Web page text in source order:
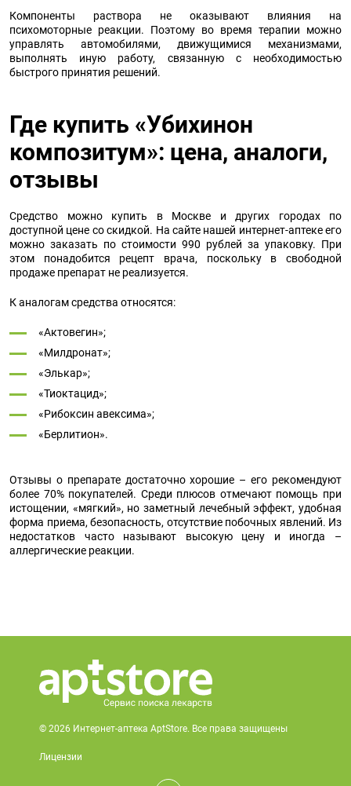
Компоненты раствора не оказывают влияния на
психомоторные реакции. Поэтому во время терапии можно
управлять автомобилями, движущимися механизмами,
выполнять иную работу, связанную с необходимостью
быстрого принятия решений.
Где купить «Убихинон
композитум»: цена, аналоги,
отзывы
Средство можно купить в Москве и других городах по
доступной цене со скидкой. На сайте нашей интернет-аптеке его
можно заказать по стоимости 990 рублей за упаковку. При
этом понадобится рецепт врача, поскольку в свободной
продаже препарат не реализуется.
К аналогам средства относятся:
«Актовегин»;
«Милдронат»;
«Элькар»;
«Тиоктацид»;
«Рибоксин авексима»;
«Берлитион».
Отзывы о препарате достаточно хорошие – его рекомендуют
более 70% покупателей. Среди плюсов отмечают помощь при
истощении, «мягкий», но заметный лечебный эффект, удобная
форма приема, безопасность, отсутствие побочных явлений. Из
недостатков часто называют высокую цену и иногда –
аллергические реакции.
© 2026 Интернет-аптека AptStore. Все права защищены
Лицензии